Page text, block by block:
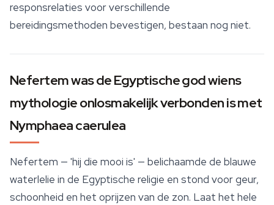
responsrelaties voor verschillende
bereidingsmethoden bevestigen, bestaan nog niet.
Nefertem was de Egyptische god wiens
mythologie onlosmakelijk verbonden is met
Nymphaea caerulea
Nefertem — 'hij die mooi is' — belichaamde de blauwe
waterlelie in de Egyptische religie en stond voor geur,
schoonheid en het oprijzen van de zon. Laat het hele